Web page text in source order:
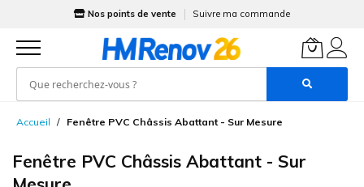
Nos points de vente Suivre ma commande
Accueil Fenêtre PVC Châssis Abattant - Sur Mesure
Fenêtre PVC Châssis Abattant - Sur